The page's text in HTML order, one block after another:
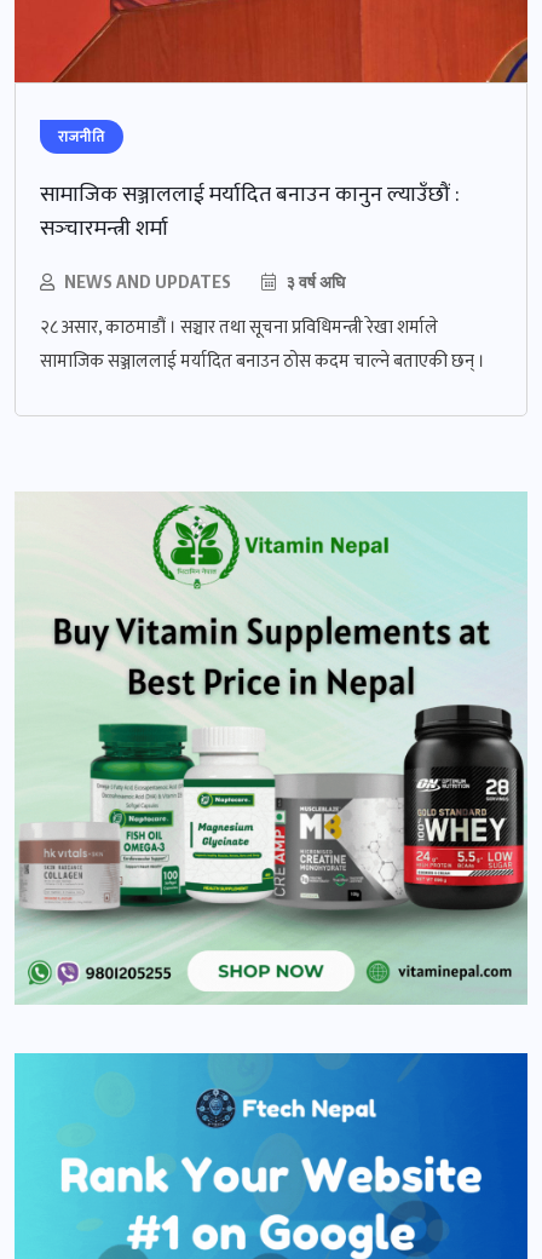
राजनीति
सामाजिक सञ्जाललाई मर्यादित बनाउन कानुन ल्याउँछौं :
सञ्‍चारमन्त्री शर्मा
NEWS AND UPDATES ३ वर्ष अघि
२८ असार, काठमाडौं । सञ्चार तथा सूचना प्रविधिमन्त्री रेखा शर्माले
सामाजिक सञ्जाललाई मर्यादित बनाउन ठोस कदम चाल्ने बताएकी छन् ।